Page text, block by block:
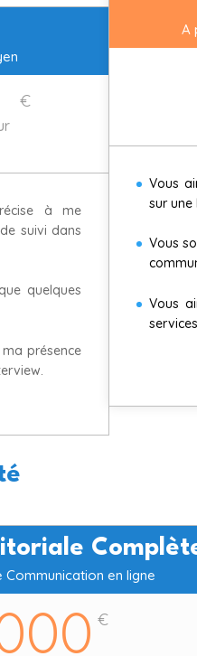
€
à me
suivi dans
quelques
présence
A
Vous
sur une
Vous
Vous
en ligne
€